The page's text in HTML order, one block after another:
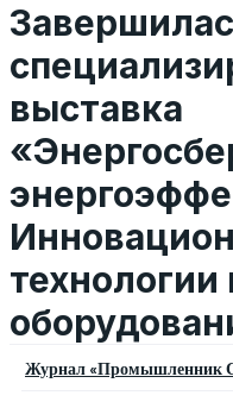
выставка
технологии
Журнал «Промышленник